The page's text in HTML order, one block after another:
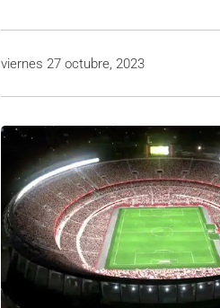
viernes 27 octubre, 2023